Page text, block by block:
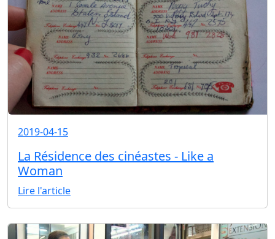
2019-04-15
La Résidence des cinéastes - Like a
Woman
Lire l'article